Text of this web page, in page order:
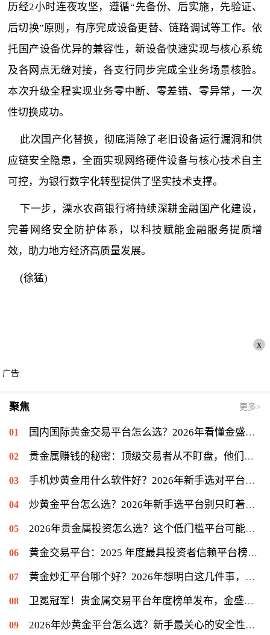
历经2小时连夜攻坚，遵循“先备份、后实施，先验证、
后切换”原则，有序完成设备更替、链路调试等工作。依
托国产设备优异的兼容性，新设备快速实现与核心系统
及各网点无缝对接，各支行同步完成全业务场景核验。
本次升级全程实现业务零中断、零差错、零异常，一次
性切换成功。
此次国产化替换，彻底消除了老旧设备运行漏洞和供
应链安全隐患，全面实现网络硬件设备与核心技术自主
可控，为银行数字化转型提供了坚实技术支撑。
下一步，溧水农商银行将持续深耕金融国产化建设，
完善网络安全防护体系，以科技赋能金融服务提质增
效，助力地方经济高质量发展。
(徐猛)
x
广告
聚焦 更多>
国内国际黄金交易平台怎么选？2026年看懂金盛贵金属的交易门道
贵金属赚钱的秘密：顶级交易者从不盯盘，他们专注另一件事
手机炒黄金用什么软件好？2026年新手选对平台只是第一步
炒黄金平台怎么选？2026年新手选平台别只盯着低点差
2026年贵金属投资怎么选？这个低门槛平台可能值得你一试
黄金交易平台：2025 年度最具投资者信赖平台榜单揭晓，金盛贵金属位列信赖榜第一
黄金炒汇平台哪个好？2026年想明白这几件事，再看金盛贵金属
卫冕冠军！贵金属交易平台年度榜单发布，金盛贵金属再度登顶冠军宝座
2026年炒黄金平台怎么选？新手最关心的安全性问题揭秘